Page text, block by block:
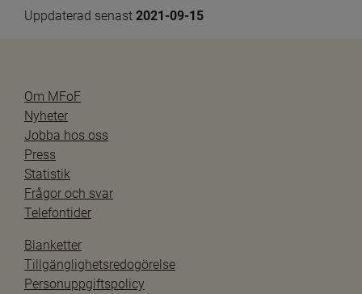
Uppdaterad senast 2021-09-15
Om MFoF
Nyheter
Jobba hos oss
Press
Statistik
Frågor och svar
Telefontider
Blanketter
Tillgänglighetsredogörelse
Personuppgiftspolicy